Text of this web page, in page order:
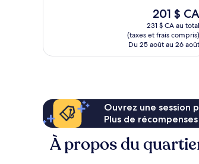
Le
prix
est
de
201 $ CA
201 $ CA
231 $ CA au total
(taxes et frais compris)
Du 25 août au 26 août
Ouvrez une session
Plus de
À propos du